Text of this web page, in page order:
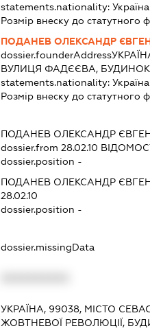
statements.nationality:Україна
Розмір внеску до статутного
ПОДАНЕВ ОЛЕКСАНДР
dossier.founderAddress
ВУЛИЦЯ ФАДЄЄВА, БУДИНОК
statements.nationality:Україна
Розмір внеску до статутного
ПОДАНЕВ ОЛЕКСАНДР
dossier.from 28.02.10
dossier.position -
ПОДАНЕВ ОЛЕКСАНДР
28.02.10
dossier.position -
dossier.missingData
УКРАЇНА, 99038, МІСТО
ЖОВТНЕВОЇ РЕВОЛЮЦІЇ,